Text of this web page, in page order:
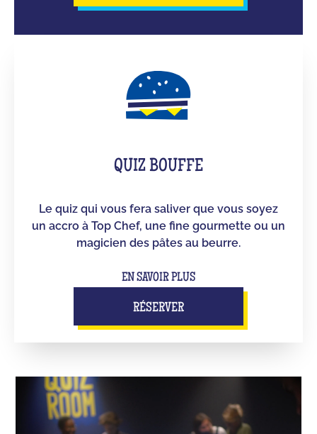
QUIZ BOUFFE
Le quiz qui vous fera saliver que vous soyez
un accro à Top Chef, une fine gourmette ou un
magicien des pâtes au beurre.
EN SAVOIR PLUS
RÉSERVER